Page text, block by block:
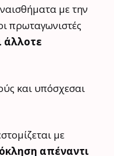
με την
πρωταγωνιστές
άλλοτε
και υπόσχεσαι
με
απέναντι